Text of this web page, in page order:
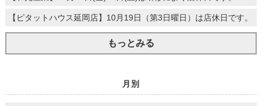
【ピタットハウス延岡店】10月19日（第3日曜日）は店休日です。
もっとみる
月別